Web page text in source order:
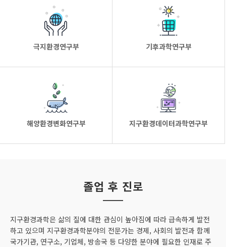
극지환경연구부 기후과학연구부
해양환경변화연구부 지구환경데이터과학연구부
졸업 후 진로
지구환경과학은 삶의 질에 대한 관심이 높아짐에 따라 급속하게 발전
하고 있으며 지구환경과학분야의 전문가는 경제, 사회의 발전과 함께
국가기관, 연구소, 기업체, 방송국 등 다양한 분야에 필요한 인재로 주